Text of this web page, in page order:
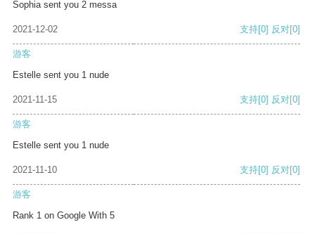
Sophia sent you 2 messa
2021-12-02 支持[0] 反对[0]
游客
Estelle sent you 1 nude
2021-11-15 支持[0] 反对[0]
游客
Estelle sent you 1 nude
2021-11-10 支持[0] 反对[0]
游客
Rank 1 on Google With 5